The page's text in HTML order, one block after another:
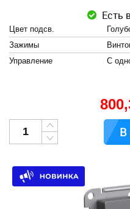
Есть
Цвет подсв.
Зажимы
Управление
С
В